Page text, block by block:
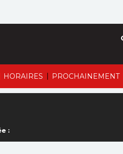
HORAIRES | PROCHAINEMENT
: